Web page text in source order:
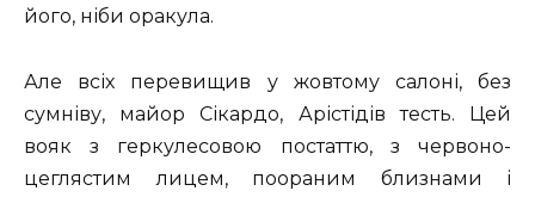
його, ніби оракула.
Але всіх перевищив у жовтому салоні, без
сумніву, майор Сікардо, Арістідів тесть. Цей
вояк з геркулесовою постаттю, з червоно-
цеглястим лицем, поораним близнами і